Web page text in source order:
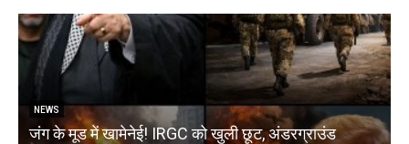
NEWS
जंग के मूड में खामेनेई! IRGC को खुली छूट, अंडरग्राउंड